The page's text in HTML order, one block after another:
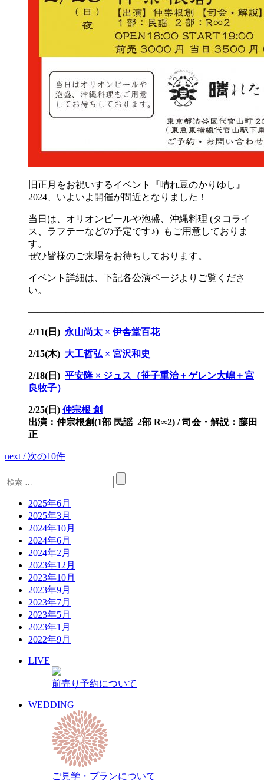
旧正月をお祝いするイベント『晴れ豆のかりゆし』
2024、いよいよ開催が間近となりました！
当日は、オリオンビールや泡盛、沖縄料理 (タコライ
ス、ラフテーなどの予定です♪) もご用意しておりま
す。
ぜひ皆様のご来場をお待ちしております。
イベント詳細は、下記各公演ページよりご覧くださ
い。
2/11(日) 永山尚太 × 伊舎堂百花
2/15(木) 大工哲弘 × 宮沢和史
2/18(日) 平安隆 × ジュス（笹子重治＋ゲレン大嶋＋宮
良牧子）
2/25(日) 仲宗根 創
出演：仲宗根創(1部 民謡 2部 R∞2) / 司会・解説：藤田
正
next / 次の10件
2025年6月
2025年3月
2024年10月
2024年6月
2024年2月
2023年12月
2023年10月
2023年9月
2023年7月
2023年5月
2023年1月
2022年9月
LIVE
前売り予約について
WEDDING
ご見学・プランについて